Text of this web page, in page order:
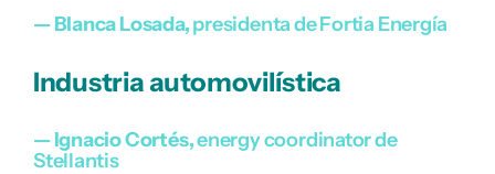
— Blanca Losada,presidenta de Fortia Energía
Industria automovilística
— Ignacio Cortés,energy coordinator de
Stellantis